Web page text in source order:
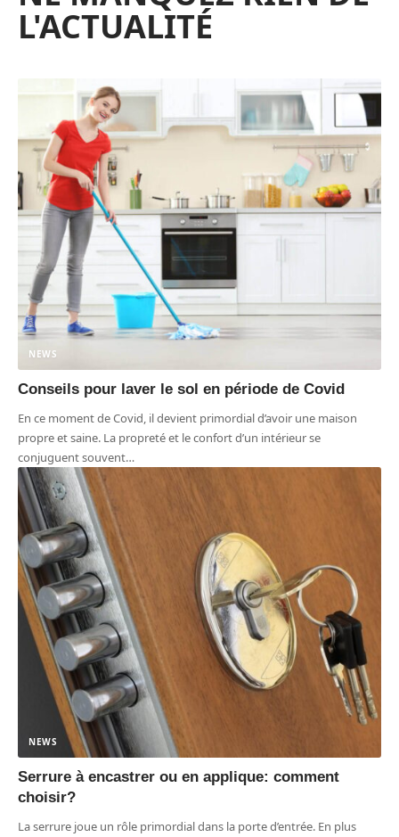
L'ACTUALITÉ
NEWS
Conseils pour laver le sol en période de Covid
En ce moment de Covid, il devient primordial d’avoir une maison
propre et saine. La propreté et le confort d’un intérieur se
conjuguent souvent…
NEWS
Serrure à encastrer ou en applique: comment
choisir?
La serrure joue un rôle primordial dans la porte d’entrée. En plus